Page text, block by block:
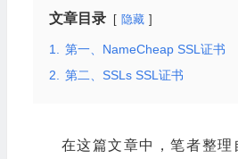
文章目录 隐藏
1.
第一、NameCheap SSL证书
2.
第二、SSLs SSL证书
在这篇文章中，笔者整理